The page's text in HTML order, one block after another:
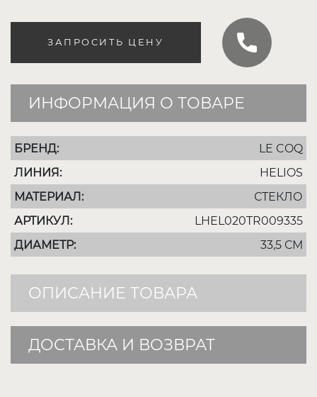
ЗАПРОСИТЬ ЦЕНУ
ИНФОРМАЦИЯ О ТОВАРЕ
БРЕНД:
LE COQ
ЛИНИЯ:
HELIOS
МАТЕРИАЛ:
СТЕКЛО
АРТИКУЛ:
LHEL020TR009335
ДИАМЕТР:
33,5 СМ
ОПИСАНИЕ ТОВАРА
ДОСТАВКА И ВОЗВРАТ